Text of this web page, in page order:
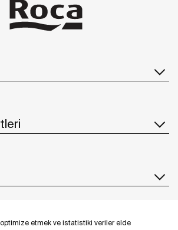
etmek ve istatistiki veriler elde